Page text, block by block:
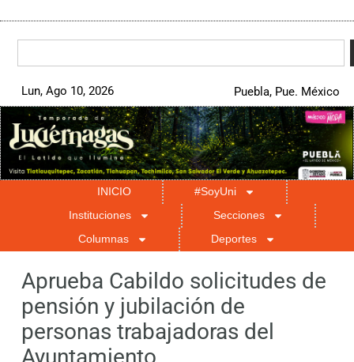
Lun, Ago 10, 2026 Puebla, Pue. México
INICIO
#SoyUni
Instituciones
Secciones
Columnas
Deportes
Aprueba Cabildo solicitudes de
pensión y jubilación de
personas trabajadoras del